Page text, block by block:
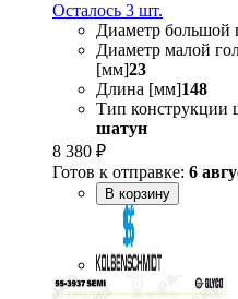
Осталось 3 шт.
Диаметр большой
Диаметр малой
[мм]23
Длина [мм]148
Тип конструкции
шатун
8 380 ₽
Готов к отправке: 6
В корзину